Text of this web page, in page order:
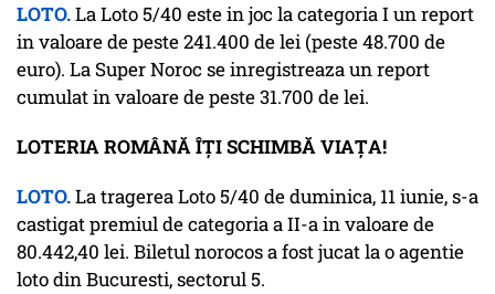
LOTO.La Loto 5/40 este in joc la categoria I un report
in valoare de peste 241.400 de lei (peste 48.700 de
euro). La Super Noroc se inregistreaza un report
cumulat in valoare de peste 31.700 de lei.
LOTERIA ROMÂNĂ ÎȚI SCHIMBĂ VIAȚA!
LOTO.La tragerea Loto 5/40 de duminica, 11 iunie, s-a
castigat premiul de categoria a II-a in valoare de
80.442,40 lei. Biletul norocos a fost jucat la o agentie
loto din Bucuresti, sectorul 5.